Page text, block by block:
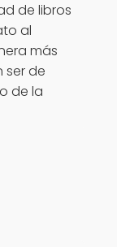
de libros
al
más
ser de
de la